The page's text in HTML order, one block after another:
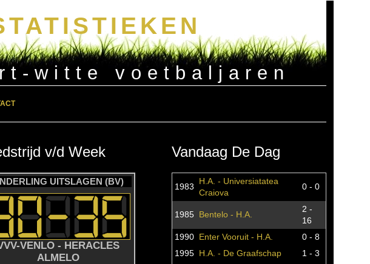
witte voetbaljaren
v/d Week
UITSLAGEN (BV)
VENLO - HERACLES
ALMELO
Vandaag De Dag
1983
H.A. - Universiatatea
Craiova
0 - 0
1985 Bentelo - H.A.
2 -
16
1990 Enter Vooruit - H.A.
0 - 8
1995 H.A. - De Graafschap
1 - 3